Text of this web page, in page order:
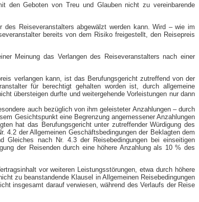
den Geboten von Treu und Glauben nicht zu vereinbarende
Reiseveranstalters abgewälzt werden kann. Wird – wie im
bereits von dem Risiko freigestellt, den Reisepreis
Meinung das Verlangen des Reiseveranstalters nach einer
verlangen kann, ist das Berufungsgericht zutreffend von der
für berechtigt gehalten worden ist, durch allgemeine
übersteigen durfte und weitergehende Vorleistungen nur dann
auch bezüglich von ihm geleisteter Anzahlungen – durch
Gesichtspunkt eine Begrenzung angemessener Anzahlungen
hat das Berufungsgericht unter zutreffender Würdigung des
der Allgemeinen Geschäftsbedingungen der Beklagten dem
Gleiches nach Nr. 4.3 der Reisebedingungen bei einseitigen
der Reisenden durch eine höhere Anzahlung als 10 % des
vor weiteren Leistungsstörungen, etwa durch höhere
zu beanstandende Klausel in Allgemeinen Reisebedingungen
insgesamt darauf verwiesen, während des Verlaufs der Reise